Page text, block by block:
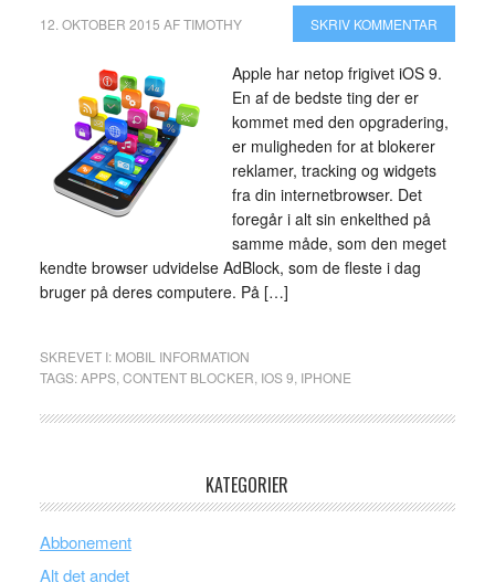
12. OKTOBER 2015 AFTIMOTHY SKRIV KOMMENTAR
Apple har netop frigivet iOS 9.
En af de bedste ting der er
kommet med den opgradering,
er muligheden for at blokerer
reklamer, tracking og widgets
fra din internetbrowser. Det
foregår i alt sin enkelthed på
samme måde, som den meget
kendte browser udvidelse AdBlock, som de fleste i dag
bruger på deres computere. På […]
SKREVET I: MOBIL INFORMATION
TAGS:APPS, CONTENT BLOCKER IOS 9 IPHONE
KATEGORIER
Abbonement
Alt det andet